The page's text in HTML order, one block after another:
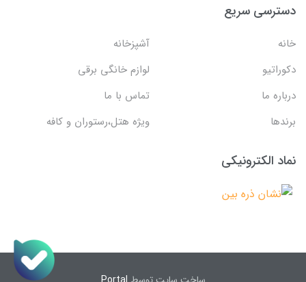
دسترسی سریع
خانه
آشپزخانه
دکوراتیو
لوازم خانگی برقی
درباره ما
تماس با ما
برندها
ویژه هتل،رستوران و کافه
نماد الکترونیکی